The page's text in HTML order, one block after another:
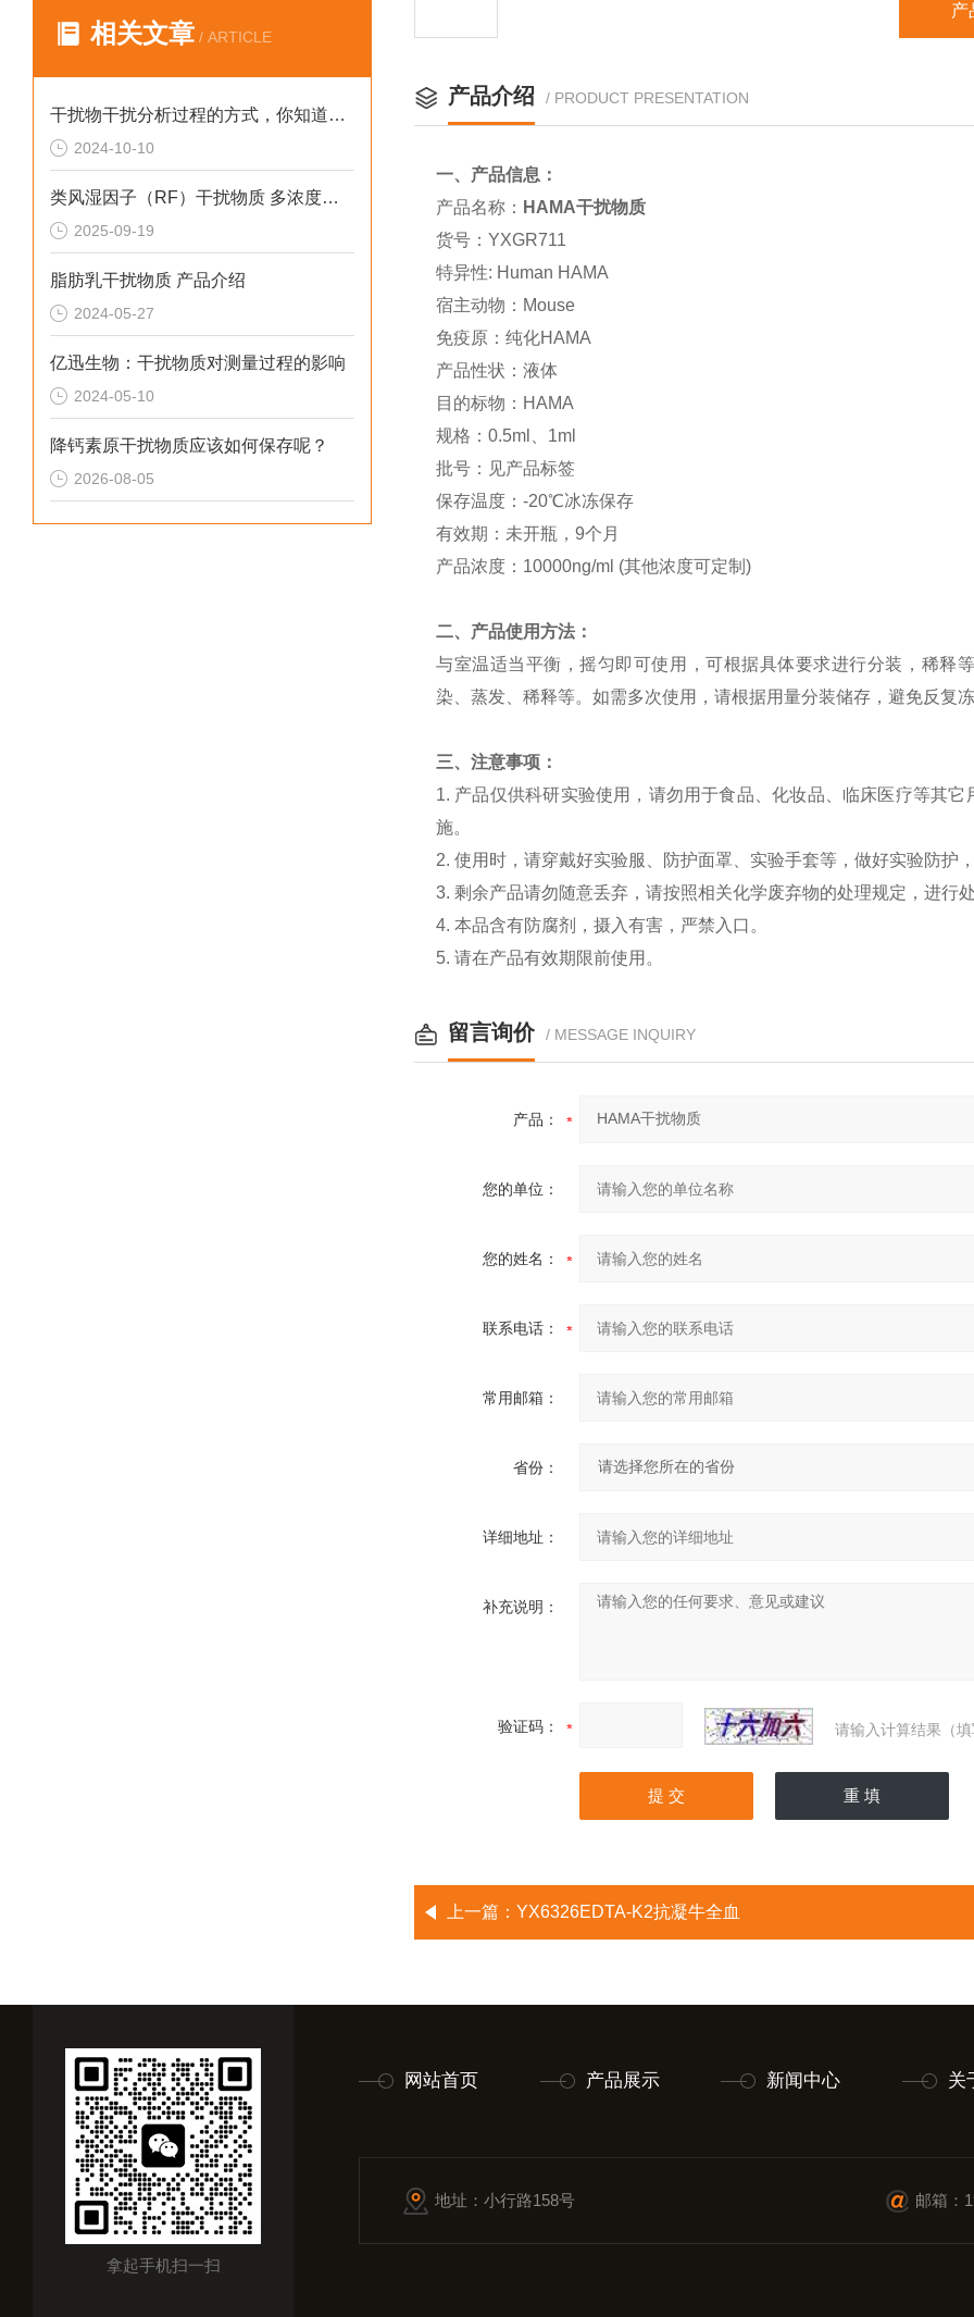
相关文章 / ARTICLE
干扰物干扰分析过程的方式，你知道哪几种呢？
2024-10-10
类风湿因子（RF）干扰物质 多浓度供应
2025-09-19
脂肪乳干扰物质 产品介绍
2024-05-27
亿迅生物：干扰物质对测量过程的影响
2024-05-10
降钙素原干扰物质应该如何保存呢？
2026-08-05
产
产品介绍 / PRODUCT PRESENTATION
一、产品信息：
产品名称： HAMA干扰物质
货号： YXGR711
特异性: Human HAMA
宿主动物： Mouse
免疫原：纯化HAMA
产品性状：液体
目的标物： HAMA
规格： 0.5ml、1ml
批号：见产品标签
保存温度： -20℃冰冻保存
有效期：未开瓶， 9个月
产品浓度： 10000ng/ml (其他浓度可定制)
二、产品使用方法：
与室温适当平衡，摇匀即可使用，可根据具体要求进行分装，稀释
染、蒸发、稀释等。如需多次使用，请根据用量分装储存，避免反复冻
三、注意事项：
1. 产品仅供科研实验使用，请勿用于食品、化妆品、临床医疗等其
施。
2. 使用时，请穿戴好实验服、防护面罩、实验手套等，做好实验防护
3. 剩余产品请勿随意丢弃，请按照相关化学废弃物的处理规定，进行处
4. 本品含有防腐剂，摄入有害，严禁入口。
5. 请在产品有效期限前使用。
留言询价 / MESSAGE INQUIRY
产品：
您的单位：
您的姓名：
联系电话：
常用邮箱：
省份：
详细地址：
补充说明：
验证码： 请输入计算结果（
上一篇： YX6326EDTA-K2抗凝牛全血
拿起手机扫一扫
网站首页 产品展示 新闻中心 关
地址：小行路158号 邮箱：